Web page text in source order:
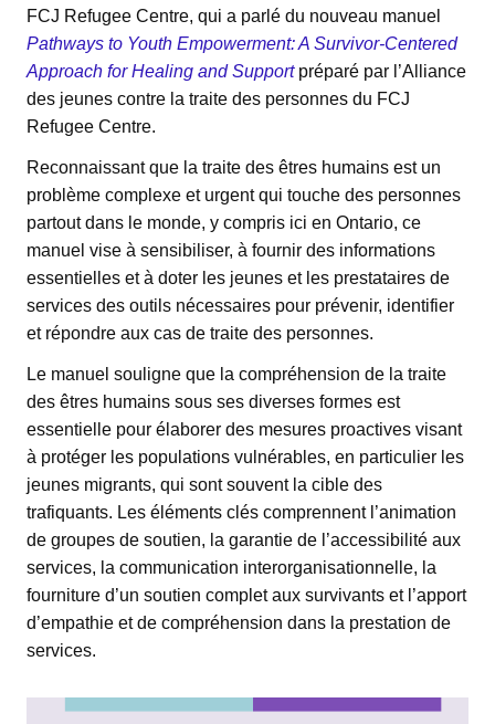
FCJ Refugee Centre, qui a parlé du nouveau manuel
Pathways to Youth Empowerment: A Survivor-Centered
Approach for Healing and Supportpréparé par l’Alliance
des jeunes contre la traite des personnes du FCJ
Refugee Centre.
Reconnaissant que la traite des êtres humains est un
problème complexe et urgent qui touche des personnes
partout dans le monde, y compris ici en Ontario, ce
manuel vise à sensibiliser, à fournir des informations
essentielles et à doter les jeunes et les prestataires de
services des outils nécessaires pour prévenir, identifier
et répondre aux cas de traite des personnes.
Le manuel souligne que la compréhension de la traite
des êtres humains sous ses diverses formes est
essentielle pour élaborer des mesures proactives visant
à protéger les populations vulnérables, en particulier les
jeunes migrants, qui sont souvent la cible des
trafiquants. Les éléments clés comprennent l’animation
de groupes de soutien, la garantie de l’accessibilité aux
services, la communication interorganisationnelle, la
fourniture d’un soutien complet aux survivants et l’apport
d’empathie et de compréhension dans la prestation de
services.